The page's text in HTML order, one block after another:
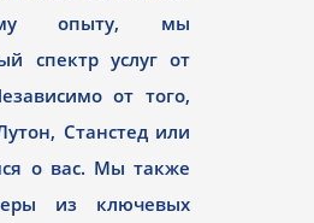
опыту, мы
спектр услуг от
от того,
Станстед или
о вас. Мы также
из ключевых